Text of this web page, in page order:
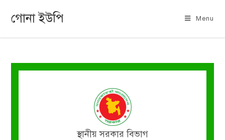
গোনা ইউপি Menu
স্থানীয় সরকার বিভাগ